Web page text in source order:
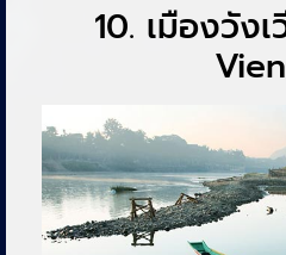
10. เมืองวัง